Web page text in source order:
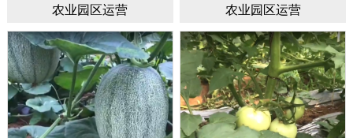
农业园区运营 农业园区运营